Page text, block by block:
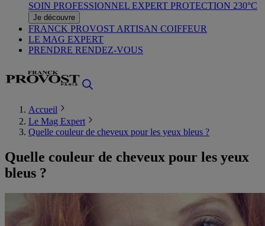
SOIN PROFESSIONNEL EXPERT PROTECTION 230°C
Je découvre
FRANCK PROVOST ARTISAN COIFFEUR
LE MAG EXPERT
PRENDRE RENDEZ-VOUS
Accueil
Le Mag Expert
Quelle couleur de cheveux pour les yeux bleus ?
Quelle couleur de cheveux pour les yeux
bleus ?